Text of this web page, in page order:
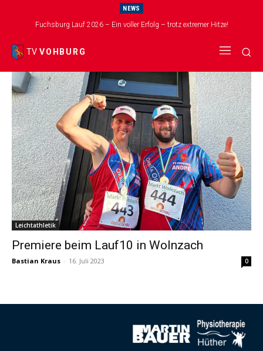
NEWS
Fuchsburg Lauf 2026 – Ein voller Erfolg – trotz extremer Hitze!
TV VOHBURG
Wolnzach
Tag: Wolnzach
Leichtathletik
Premiere beim Lauf10 in Wolnzach
Bastian Kraus - 16. Juli 2023 0